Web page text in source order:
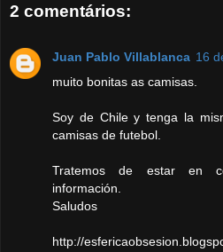
2 comentários:
Juan Pablo Villablanca 16
muito bonitas as camisas.
Soy de Chile y tenga la
camisas de futebol.
Tratemos de estar en
información.
Saludos
http://